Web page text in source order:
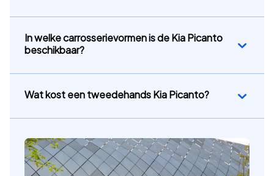
In welke carrosserievormen is de Kia Picanto
beschikbaar?
Wat kost een tweedehands Kia Picanto?